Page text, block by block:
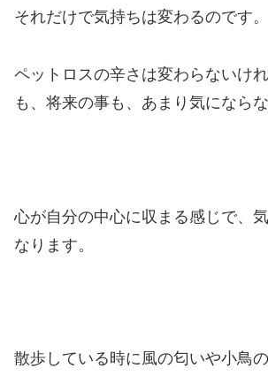
それだけで気持ちは変わるのです。
ペットロスの辛さは変わらないけ
も、将来の事も、あまり気になら
心が自分の中心に収まる感じで、
なります。
散歩している時に風の匂いや小鳥